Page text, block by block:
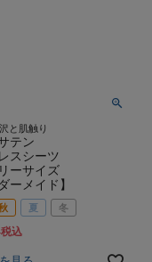
と肌触り
テン
スシーツ
ーサイズ
ーメイド】
夏 冬
税込